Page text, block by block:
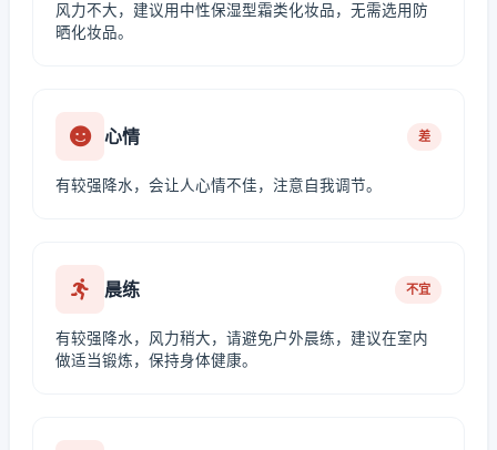
风力不大，建议用中性保湿型霜类化妆品，无需选用防
晒化妆品。
心情 差
有较强降水，会让人心情不佳，注意自我调节。
晨练 不宜
有较强降水，风力稍大，请避免户外晨练，建议在室内
做适当锻炼，保持身体健康。